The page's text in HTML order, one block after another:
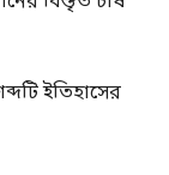
ইতিহাসের